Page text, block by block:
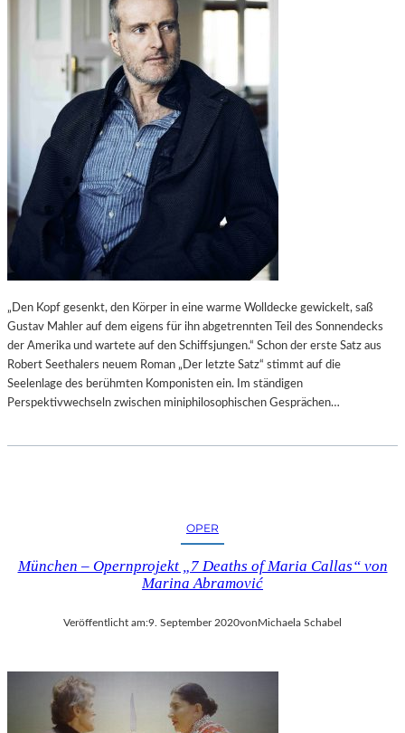
„Den Kopf gesenkt, den Körper in eine warme Wolldecke gewickelt, saß
Gustav Mahler auf dem eigens für ihn abgetrennten Teil des Sonnendecks
der Amerika und wartete auf den Schiffsjungen.“ Schon der erste Satz aus
Robert Seethalers neuem Roman „Der letzte Satz“ stimmt auf die
Seelenlage des berühmten Komponisten ein. Im ständigen
Perspektivwechseln zwischen miniphilosophischen Gesprächen…
OPER
München – Opernprojekt „7 Deaths of Maria Callas“ von
Marina Abramović
Veröffentlicht am:9. September 2020vonMichaela Schabel